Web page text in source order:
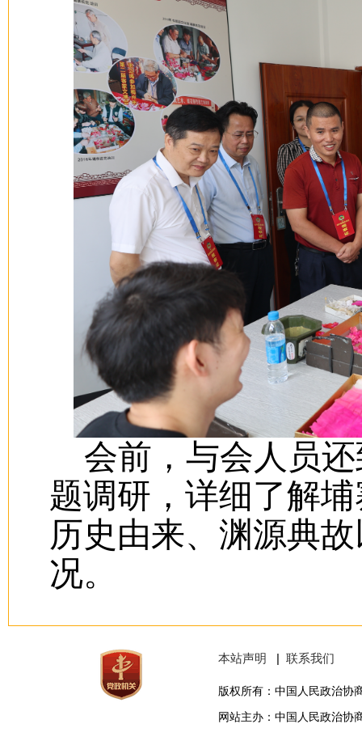
会前，与会人员
题调研，详细了解
历史由来、渊源典
况。
本站声明 | 联系我们
版权所有：中国人民政治协
网站主办：中国人民政治协